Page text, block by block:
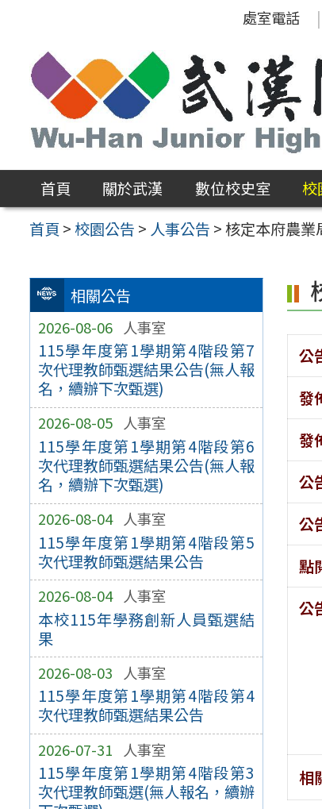
區
處室電話
首頁 關於武漢 數位校史室 校
首頁 >校園公告 > 人事公告 >核定本府農業
相關公告
2026-08-06 人事室
115學年度第1學期第4階段第7
次代理教師甄選結果公告(無人報
名，續辦下次甄選)
2026-08-05 人事室
115學年度第1學期第4階段第6
次代理教師甄選結果公告(無人報
名，續辦下次甄選)
2026-08-04 人事室
115學年度第1學期第4階段第5
次代理教師甄選結果公告
2026-08-04 人事室
本校115年學務創新人員甄選結
果
2026-08-03 人事室
115學年度第1學期第4階段第4
次代理教師甄選結果公告
2026-07-31 人事室
115學年度第1學期第4階段第3
次代理教師甄選(無人報名，續辦
公
發
發
公
公
點
公
相